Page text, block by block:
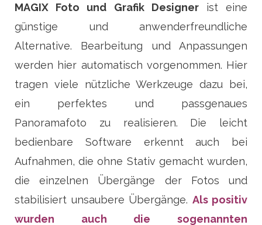
MAGIX Foto und Grafik Designerist eine
günstige und anwenderfreundliche
Alternative. Bearbeitung und Anpassungen
werden hier automatisch vorgenommen. Hier
tragen viele nützliche Werkzeuge dazu bei,
ein perfektes und passgenaues
Panoramafoto zu realisieren. Die leicht
bedienbare Software erkennt auch bei
Aufnahmen, die ohne Stativ gemacht wurden,
die einzelnen Übergänge der Fotos und
stabilisiert unsaubere Übergänge. Als positiv
wurden auch die sogenannten